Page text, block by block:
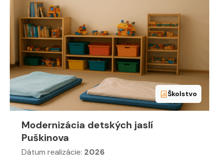
Školstvo
Modernizácia detských jaslí
Puškinova
Dátum realizácie: 2026